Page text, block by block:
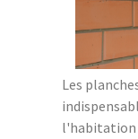
Les
l'habitation